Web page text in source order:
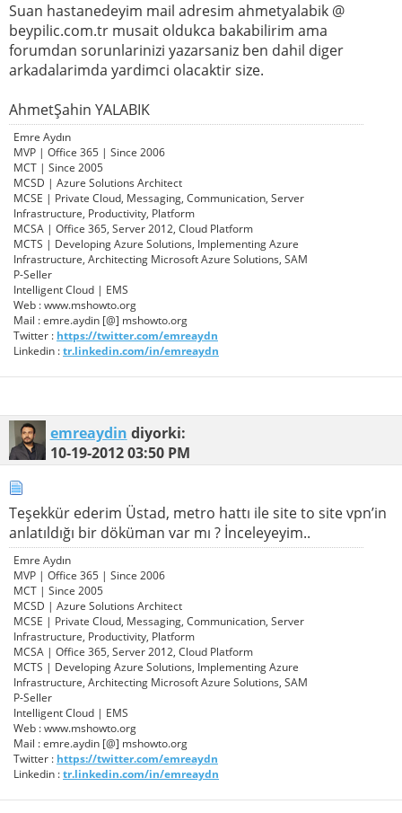
Suan hastanedeyim mail adresim ahmetyalabik @
beypilic.com.tr musait oldukca bakabilirim ama
forumdan sorunlarinizi yazarsaniz ben dahil diger
arkadalarimda yardimci olacaktir size.
AhmetŞahin YALABIK
Emre Aydın
MVP | Office 365 | Since 2006
MCT | Since 2005
MCSD | Azure Solutions Architect
MCSE | Private Cloud, Messaging, Communication, Server
Infrastructure, Productivity, Platform
MCSA | Office 365, Server 2012, Cloud Platform
MCTS | Developing Azure Solutions, Implementing Azure
Infrastructure, Architecting Microsoft Azure Solutions, SAM
P-Seller
Intelligent Cloud | EMS
Web : www.mshowto.org
Mail : emre.aydin [@] mshowto.org
Twitter : https://twitter.com/emreaydn
Linkedin :tr.linkedin.com/in/emreaydn
emreaydin diyorki:
10-19-201203:50 PM
Teşekkür ederim Üstad, metro hattı ile site to site vpn’in
anlatıldığı bir döküman var mı ? İnceleyeyim..
Emre Aydın
MVP | Office 365 | Since 2006
MCT | Since 2005
MCSD | Azure Solutions Architect
MCSE | Private Cloud, Messaging, Communication, Server
Infrastructure, Productivity, Platform
MCSA | Office 365, Server 2012, Cloud Platform
MCTS | Developing Azure Solutions, Implementing Azure
Infrastructure, Architecting Microsoft Azure Solutions, SAM
P-Seller
Intelligent Cloud | EMS
Web : www.mshowto.org
Mail : emre.aydin [@] mshowto.org
Twitter : https://twitter.com/emreaydn
Linkedin :tr.linkedin.com/in/emreaydn